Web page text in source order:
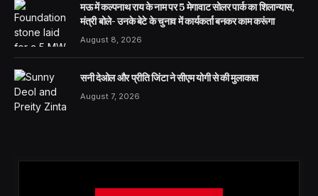
मऊ में कल्पनाथ राय के नाम पर 5 मेगावाट सोलर पार्क का शिलान्यास,
मंत्री बोले- उनके बेटे के चुनाव में कार्यकर्ता बनकर काम करूंगा
August 8, 2026
सनी देओल और प्रीति जिंटा ने सीएम योगी से की मुलाकात
August 7, 2026